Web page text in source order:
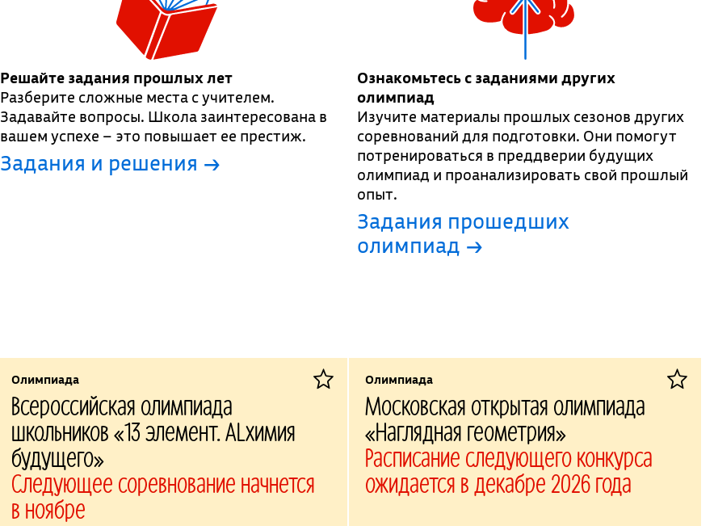
Решайте задания прошлых лет
Разберите сложные места с учителем.
Задавайте вопросы. Школа заинтересована в
вашем успехе – это повышает ее престиж.
Задания и решения →
Ознакомьтесь с заданиями других
олимпиад
Изучите материалы прошлых сезонов других
соревнований для подготовки. Они помогут
потренироваться в преддверии будущих
олимпиад и проанализировать свой прошлый
опыт.
Задания прошедших
олимпиад →
Олимпиада
Всероссийская олимпиада
школьников «13 элемент. ALхимия
будущего»
Следующее соревнование начнется
в ноябре
Олимпиада
Московская открытая олимпиада
«Наглядная геометрия»
Расписание следующего конкурса
ожидается в декабре 2026 года